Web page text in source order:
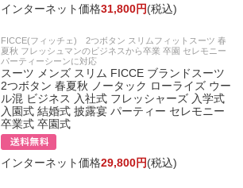
インターネット価格31,800円(税込)
FICCE(フィッチェ) 2つボタン スリムフィットスーツ 春
夏秋 フレッシュマンのビジネスから卒業 卒園 セレモニー
パーティーシーンに対応
スーツ メンズ スリム FICCE ブランドスーツ
2つボタン 春夏秋 ノータック ローライズ ウー
ル混 ビジネス 入社式 フレッシャーズ 入学式
入園式 結婚式 披露宴 パーティー セレモニー
卒業式 卒園式
インターネット価格29,800円(税込)